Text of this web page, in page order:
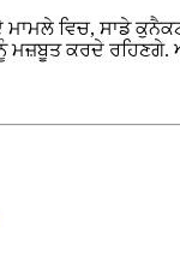
ਮਾਮਲੇ ਵਿਚ, ਸਾਡੇ
​​ਕਰਦੇ ਰਹਿਣਗੇ.